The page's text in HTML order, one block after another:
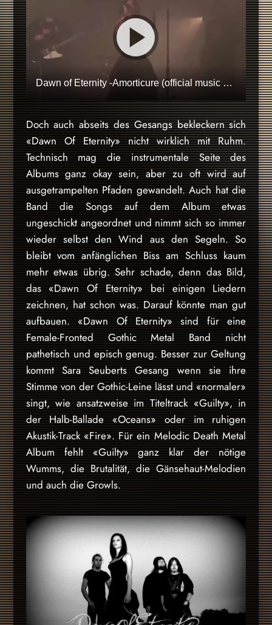
Dawn of Eternity -Amorticure (official music video)
Doch auch abseits des Gesangs bekleckern sich
«Dawn Of Eternity» nicht wirklich mit Ruhm.
Technisch mag die instrumentale Seite des
Albums ganz okay sein, aber zu oft wird auf
ausgetrampelten Pfaden gewandelt. Auch hat die
Band die Songs auf dem Album etwas
ungeschickt angeordnet und nimmt sich so immer
wieder selbst den Wind aus den Segeln. So
bleibt vom anfänglichen Biss am Schluss kaum
mehr etwas übrig. Sehr schade, denn das Bild,
das «Dawn Of Eternity» bei einigen Liedern
zeichnen, hat schon was. Darauf könnte man gut
aufbauen. «Dawn Of Eternity» sind für eine
Female-Fronted Gothic Metal Band nicht
pathetisch und episch genug. Besser zur Geltung
kommt Sara Seuberts Gesang wenn sie ihre
Stimme von der Gothic-Leine lässt und «normaler»
singt, wie ansatzweise im Titeltrack «Guilty», in
der Halb-Ballade «Oceans» oder im ruhigen
Akustik-Track «Fire». Für ein Melodic Death Metal
Album fehlt «Guilty» ganz klar der nötige
Wumms, die Brutalität, die Gänsehaut-Melodien
und auch die Growls.